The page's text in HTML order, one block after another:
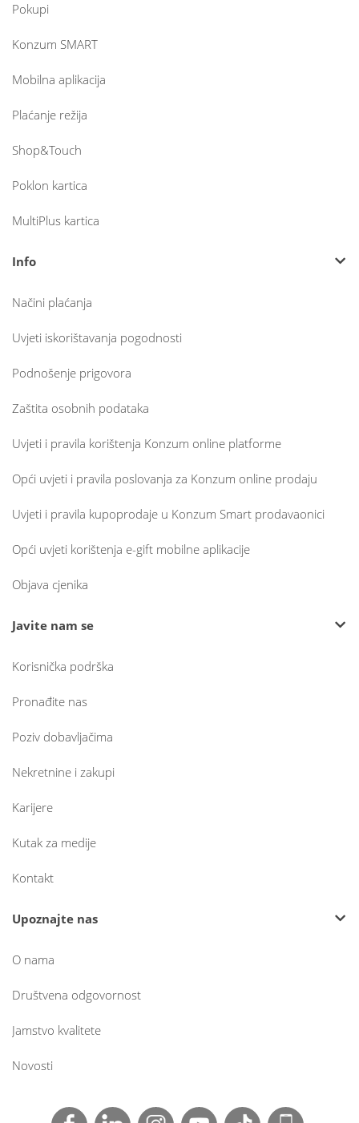
Pokupi
Konzum SMART
Mobilna aplikacija
Plaćanje režija
Shop&Touch
Poklon kartica
MultiPlus kartica
Info
Načini plaćanja
Uvjeti iskorištavanja pogodnosti
Podnošenje prigovora
Zaštita osobnih podataka
Uvjeti i pravila korištenja Konzum online platforme
Opći uvjeti i pravila poslovanja za Konzum online prodaju
Uvjeti i pravila kupoprodaje u Konzum Smart prodavaonici
Opći uvjeti korištenja e-gift mobilne aplikacije
Objava cjenika
Javite nam se
Korisnička podrška
Pronađite nas
Poziv dobavljačima
Nekretnine i zakupi
Karijere
Kutak za medije
Kontakt
Upoznajte nas
O nama
Društvena odgovornost
Jamstvo kvalitete
Novosti